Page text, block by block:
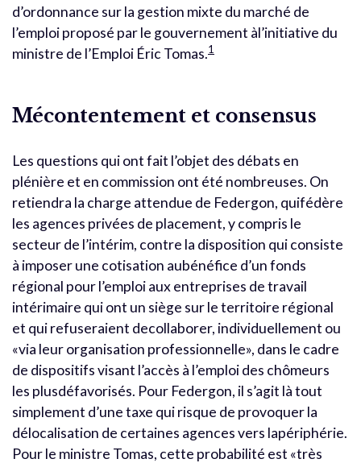
d’ordonnance sur la gestion mixte du marché de
l’emploi proposé par le gouvernement àl’initiative du
ministre de l’Emploi Éric Tomas.1
Mécontentement et consensus
Les questions qui ont fait l’objet des débats en
plénière et en commission ont été nombreuses. On
retiendra la charge attendue de Federgon, quifédère
les agences privées de placement, y compris le
secteur de l’intérim, contre la disposition qui consiste
à imposer une cotisation aubénéfice d’un fonds
régional pour l’emploi aux entreprises de travail
intérimaire qui ont un siège sur le territoire régional
et qui refuseraient decollaborer, individuellement ou
«via leur organisation professionnelle», dans le cadre
de dispositifs visant l’accès à l’emploi des chômeurs
les plusdéfavorisés. Pour Federgon, il s’agit là tout
simplement d’une taxe qui risque de provoquer la
délocalisation de certaines agences vers lapériphérie.
Pour le ministre Tomas, cette probabilité est «très